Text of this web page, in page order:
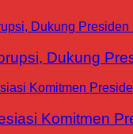
Dukung
Komitmen